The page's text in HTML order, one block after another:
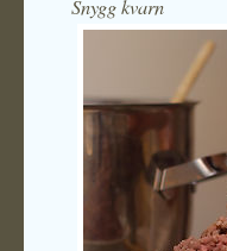
Snygg kvarn